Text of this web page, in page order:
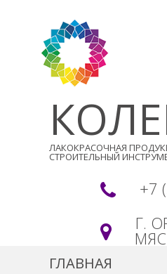
ЛАКОКРАСОЧНАЯ
СТРОИТЕЛЬНЫЙ
+7
Г.
ГЛАВНАЯ